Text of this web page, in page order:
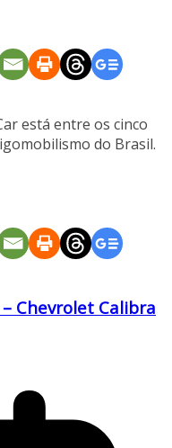
está entre os cinco
do Brasil.
– Chevrolet Calibra